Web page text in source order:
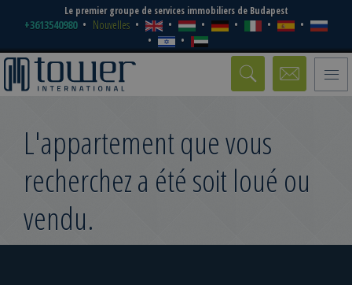
Le premier groupe de services immobiliers de Budapest
+3613540980 Nouvelles
Toggle
L'appartement que vous
recherchez a été soit loué ou
vendu.